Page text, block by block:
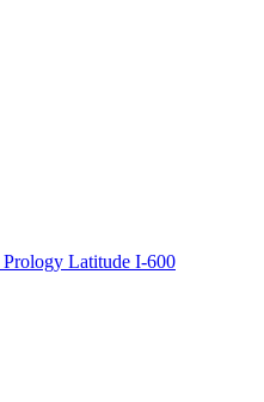
Latitude I-600